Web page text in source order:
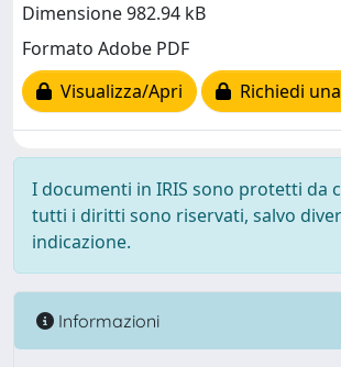
Dimensione 982.94 kB
Formato Adobe PDF
Visualizza/Apri
Richiedi
I documenti in IRIS sono protetti da
tutti i diritti sono riservati, salvo
indicazione.
Informazioni